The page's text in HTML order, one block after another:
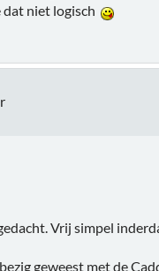
niet logisch
Vrij simpel
geweest met de